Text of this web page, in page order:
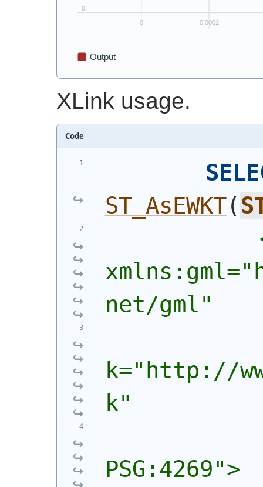
XLink usage.
Code
ST_AsEWKT(
net/gml"
k="http://
k"
PSG:4269">